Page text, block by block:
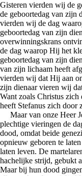
Gisteren vierden wij de
de geboortedag van zijn
vierden wij de dag
geboortedag van zijn
overwinningskrans
de dag waarop Hij het
geboortedag van zijn
van zijn lichaam heeft
vierden wij dat Hij aan
zijn dienaar vieren wij
Want zoals Christus
heeft Stefanus zich door
Maar van onze Heer
plechtige vieringen de
dood, omdat beide
opnieuw geboren te
laten leven. De
hachelijke strijd, gebukt
Maar bij hun dood